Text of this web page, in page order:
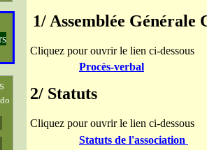
1/ Assemblée
Cliquez pour ouvrir le lien ci-dessous
2/ Statuts
Cliquez pour ouvrir le lien ci-dessous
Procès-verbal
Statuts de l'association